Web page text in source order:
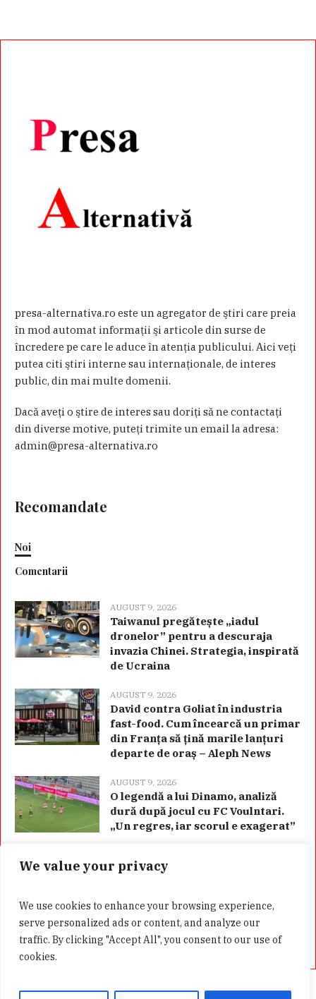
We value your privacy
We use cookies to enhance your browsing experience,
serve personalized ads or content, and analyze our
traffic. By clicking "Accept All", you consent to our use of
cookies.
presa-alternativa.ro este un agregator de ştiri care preia
în mod automat informaţii şi articole din surse de
încredere pe care le aduce în atenţia publicului. Aici veţi
putea citi ştiri interne sau internaţionale, de interes
public, din mai multe domenii.
Dacă aveţi o ştire de interes sau doriţi să ne contactaţi
din diverse motive, puteţi trimite un email la adresa:
admin@presa-alternativa.ro
Recomandate
Noi
Comentarii
AUGUST 9, 2026
Taiwanul pregătește „iadul
dronelor” pentru a descuraja
invazia Chinei. Strategia, inspirată
de Ucraina
AUGUST 9, 2026
David contra Goliat în industria
fast-food. Cum încearcă un primar
din Franța să țină marile lanțuri
departe de oraș – Aleph News
AUGUST 9, 2026
O legendă a lui Dinamo, analiză
dură după jocul cu FC Voulntari.
„Un regres, iar scorul e exagerat”
Categorii
Acasă Confidentialitate GDPR